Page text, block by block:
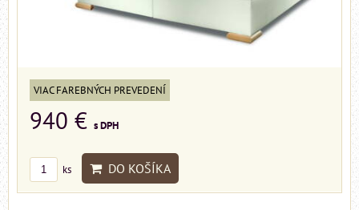
VIAC FAREBNÝCH PREVEDENÍ
940 € s DPH
ks DO KOŠÍKA